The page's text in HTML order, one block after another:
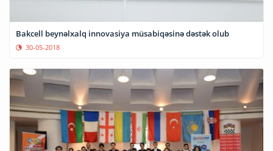
Bakcell beynəlxalq innovasiya müsabiqəsinə dəstək olub
30-05-2018